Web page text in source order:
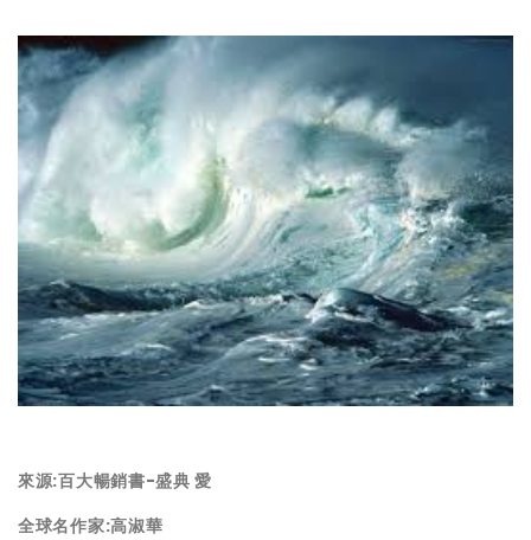
來源:百大暢銷書-盛典 愛
全球名作家:高淑華